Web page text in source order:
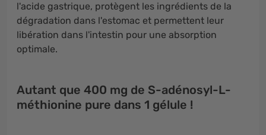
l'acide gastrique, protègent les ingrédients de la
dégradation dans l'estomac et permettent leur
libération dans l'intestin pour une absorption
optimale.
Autant que 400 mg de S-adénosyl-L-
méthionine pure dans 1 gélule !